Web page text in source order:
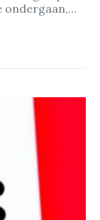
ondergaan,…